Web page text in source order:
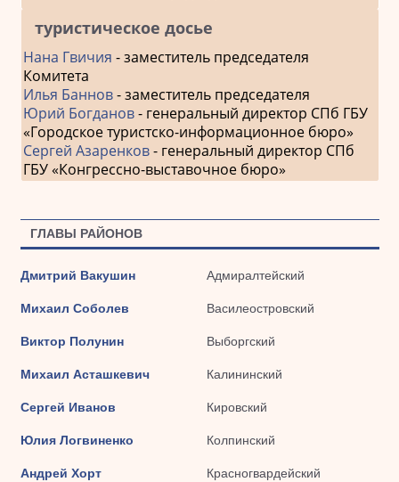
туристическое досье
Нана Гвичия - заместитель председателя
Комитета
Илья Баннов- заместитель председателя
Юрий Богданов- генеральный директор СПб ГБУ
«Городское туристско-информационное бюро»
Сергей Азаренков- генеральный директор СПб
ГБУ «Конгрессно-выставочное бюро»
ГЛАВЫ РАЙОНОВ
Дмитрий Вакушин Адмиралтейский
Михаил Соболев Василеостровский
Виктор Полунин Выборгский
Михаил Асташкевич Калининский
Сергей Иванов Кировский
Юлия Логвиненко Колпинский
Андрей Хорт Красногвардейский